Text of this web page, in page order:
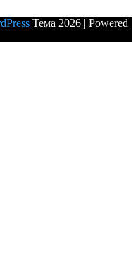
Тема 2026 | Powered